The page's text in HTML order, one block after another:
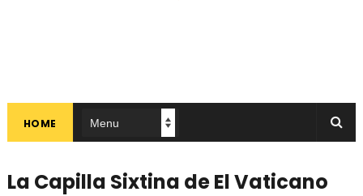
HOME
La Capilla Sixtina de El Vaticano